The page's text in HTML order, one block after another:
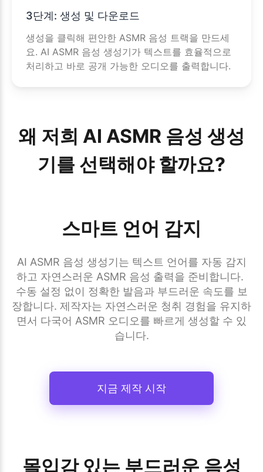
3단계: 생성 및 다운로드
생성을 클릭해 편안한 ASMR 음성 트랙을 만드세
요. AI ASMR 음성 생성기가 텍스트를 효율적으로
처리하고 바로 공개 가능한 오디오를 출력합니다.
왜 저희 AI ASMR 음성 생성
기를 선택해야 할까요?
스마트 언어 감지
AI ASMR 음성 생성기는 텍스트 언어를 자동 감지
하고 자연스러운 ASMR 음성 출력을 준비합니다.
수동 설정 없이 정확한 발음과 부드러운 속도를 보
장합니다. 제작자는 자연스러운 청취 경험을 유지하
면서 다국어 ASMR 오디오를 빠르게 생성할 수 있
습니다.
지금 제작 시작
몰입감 있는 부드러운 음성